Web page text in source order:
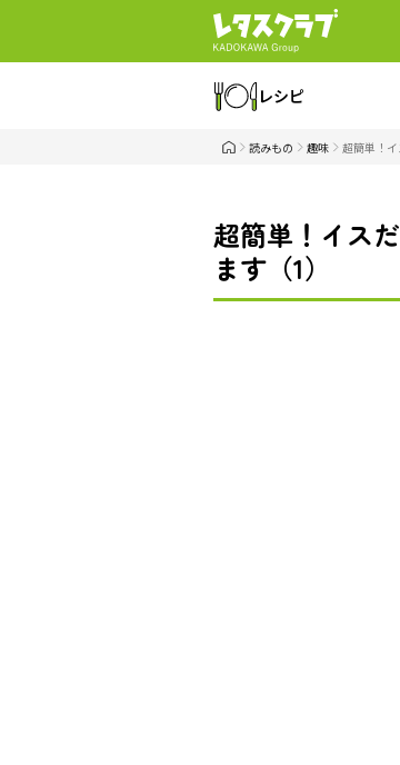
レシピ
読みもの 趣味 超簡単！
超簡単！イス
ます（1）